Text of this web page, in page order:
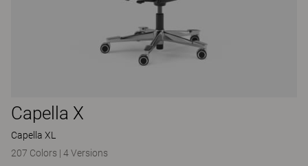
Capella X
Capella XL
207 Colors | 4 Versions